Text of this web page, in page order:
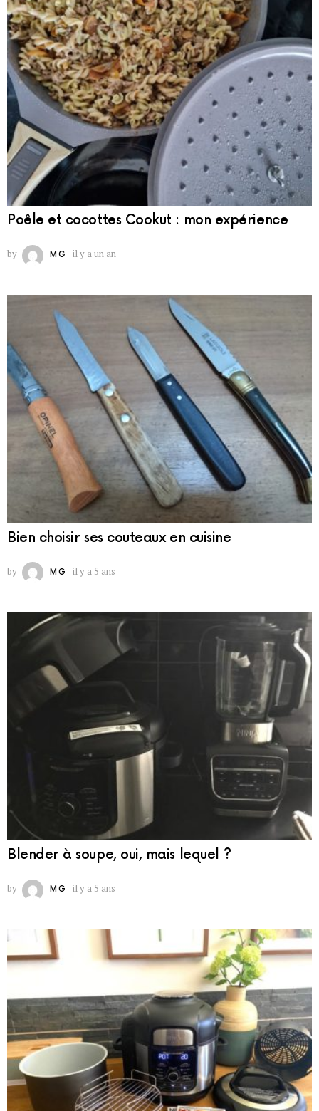
Poêle et cocottes Cookut : mon expérience
by MG il y a un an
Bien choisir ses couteaux en cuisine
by MG il y a 5 ans
Blender à soupe, oui, mais lequel ?
by MG il y a 5 ans